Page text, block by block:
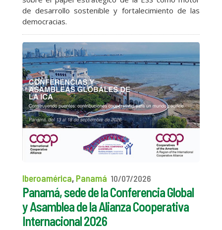
de desarrollo sostenible y fortalecimiento de las
democracias.
Iberoamérica, Panamá 10/07/2026
Panamá, sede de la Conferencia Global
y Asamblea de la Alianza Cooperativa
Internacional 2026